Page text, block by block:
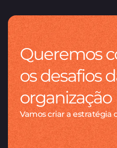
Queremos
os desafios
organização
Vamos criar a estratégia